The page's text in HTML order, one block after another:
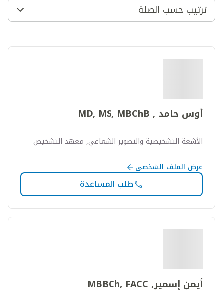
ترتيب حسب الصلة
أوس حامد , MD, MS, MBChB
الأشعة التشخيصية والتصوير الشعاعي, معهد التشخيص
عرض الملف الشخصي
طلب المساعدة
أيمن إسمير, MBBCh, FACC